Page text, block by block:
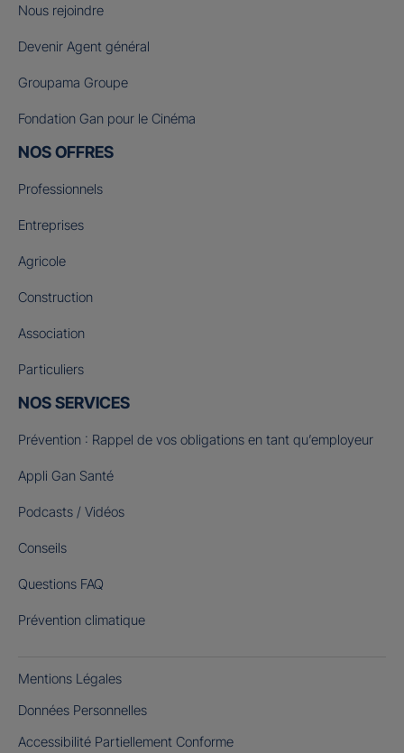
Nous rejoindre
Devenir Agent général
Groupama Groupe
Fondation Gan pour le Cinéma
NOS OFFRES
Professionnels
Entreprises
Agricole
Construction
Association
Particuliers
NOS SERVICES
Prévention : Rappel de vos obligations en tant qu’employeur
Appli Gan Santé
Podcasts / Vidéos
Conseils
Questions FAQ
Prévention climatique
Mentions Légales
Données Personnelles
Accessibilité Partiellement Conforme